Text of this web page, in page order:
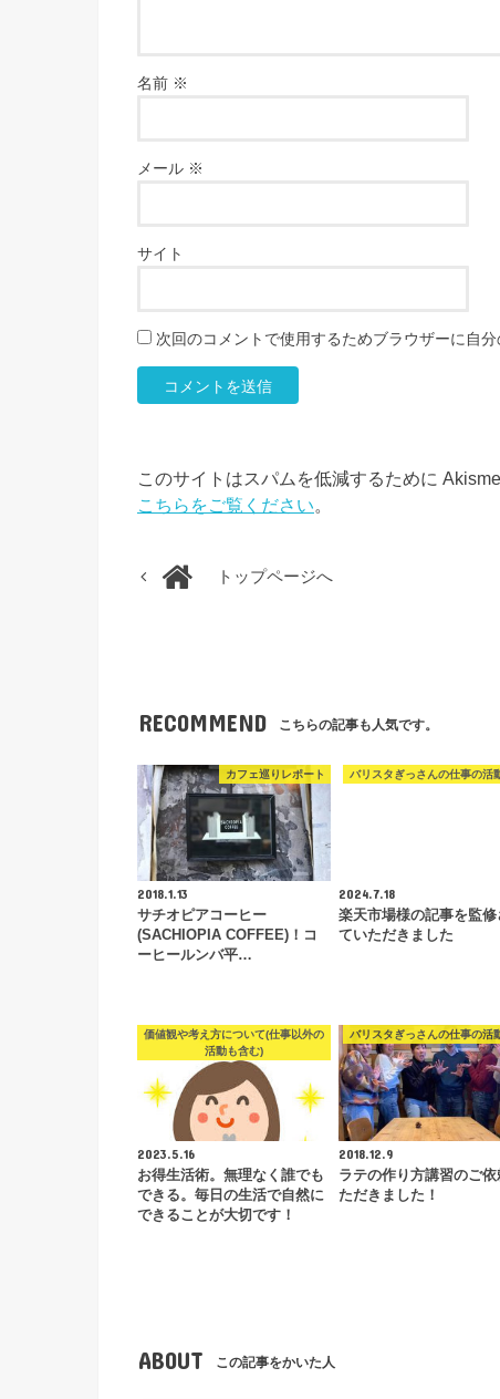
名前 ※
メール ※
サイト
次回のコメントで使用するためブラウザーに自
このサイトはスパムを低減するために
こちらをご覧ください。
トップページへ
RECOMMEND こちらの記事も人気です。
カフェ巡りレポート
2018.1.13
サチオピアコーヒー
(SACHIOPIA COFFEE)！コ
ーヒールンバ平…
バリスタぎっさんの仕事の活
2024.7.18
楽天市場様の記事を監修
ていただきました
価値観や考え方について(仕事以外の
活動も含む)
2023.5.16
お得生活術。無理なく誰でも
できる。毎日の生活で自然に
できることが大切です！
バリスタぎっさんの仕事の活
2018.12.9
ラテの作り方講習のご依
ただきました！
ABOUT この記事をかいた人